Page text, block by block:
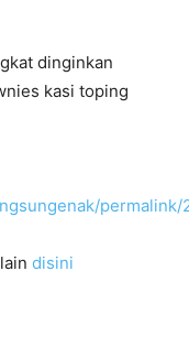
dinginkan
kasi toping
disini